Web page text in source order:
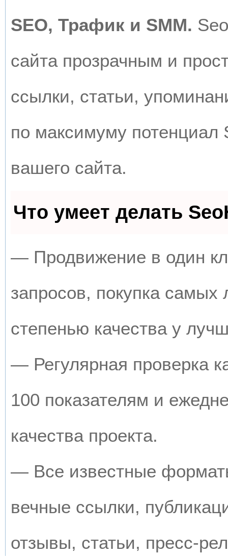
SEO, Трафик и SMM.
сайта прозрачным и
ссылки, статьи,
по максимуму потенциал
вашего сайта.
Что умеет делать
— Продвижение в один
запросов, покупка
степенью качества у
— Регулярная проверка
100 показателям и
качества проекта.
— Все известные
вечные ссылки,
отзывы, статьи, пресс-